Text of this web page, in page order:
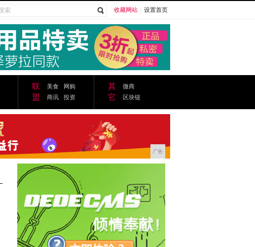
收藏网站 设置首页
联
盟
美食
网购
商讯
投资
其
它
微商
区块链
广告